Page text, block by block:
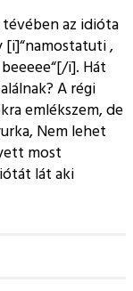
az idióta
[i]“namostatuti ,
i]. Hát
A régi
emlékszem, de
Nem lehet
most
lát aki